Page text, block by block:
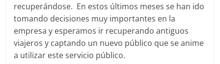
recuperándose. En estos últimos meses se han ido
tomando decisiones muy importantes en la
empresa y esperamos ir recuperando antiguos
viajeros y captando un nuevo público que se anime
a utilizar este servicio público.